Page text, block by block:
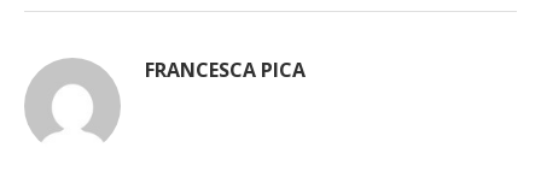
FRANCESCA PICA